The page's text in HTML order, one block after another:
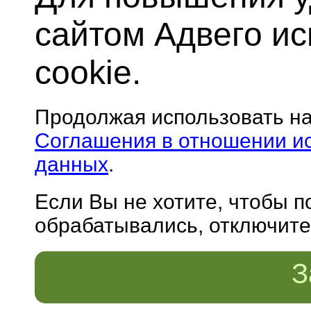
сайтом Адвего
cookie.
Продолжая использовать
Соглашения в отношении
данных.
Если Вы не хотите, чтобы
обрабатывались,